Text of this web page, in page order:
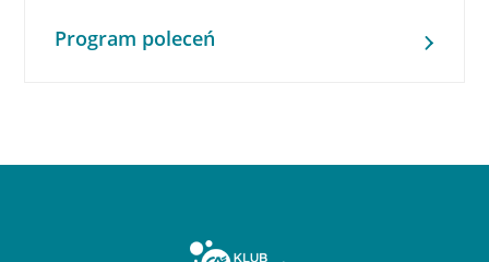
Program poleceń